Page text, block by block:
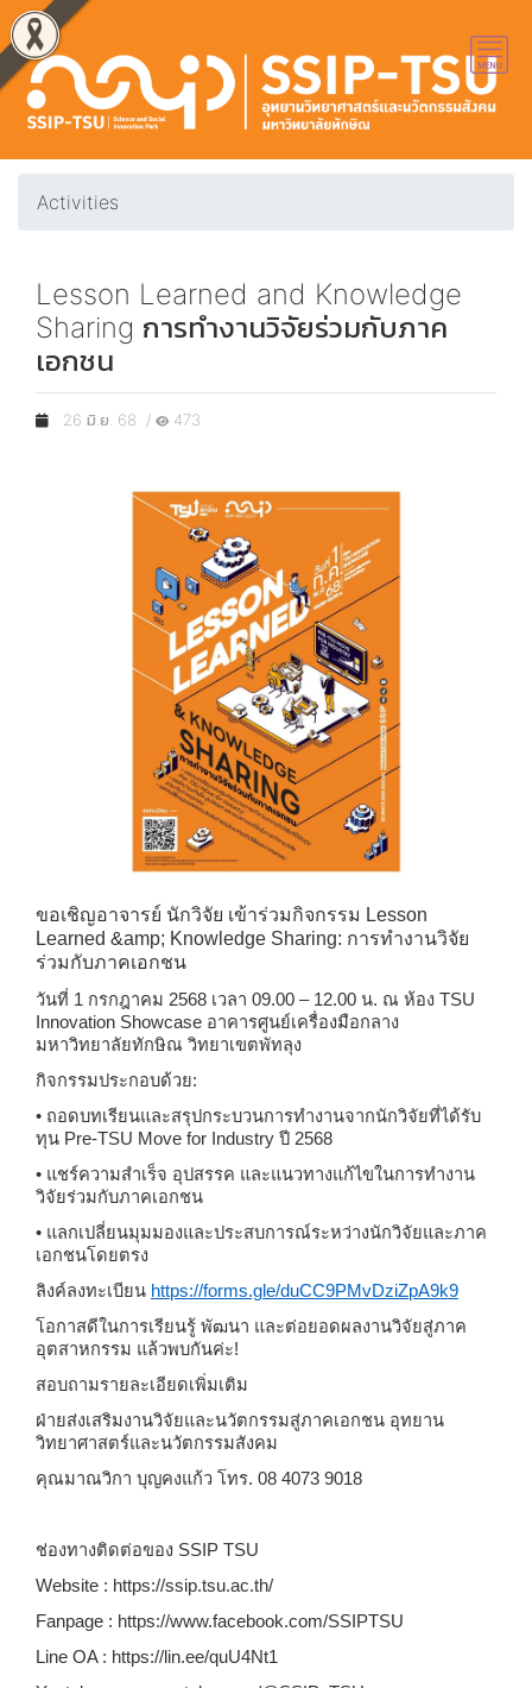
Activities
Lesson Learned and Knowledge
Sharing การทำงานวิจัยร่วมกับภาค
เอกชน
26 มิ.ย. 68 / 473
ขอเชิญอาจารย์ นักวิจัย เข้าร่วมกิจกรรม Lesson
Learned &amp; Knowledge Sharing: การทำงานวิจัย
ร่วมกับภาคเอกชน
วันที่ 1 กรกฎาคม 2568 เวลา 09.00 – 12.00 น. ณ ห้อง TSU
Innovation Showcase อาคารศูนย์เครื่องมือกลาง
มหาวิทยาลัยทักษิณ วิทยาเขตพัทลุง
กิจกรรมประกอบด้วย:
• ถอดบทเรียนและสรุปกระบวนการทำงานจากนักวิจัยที่ได้รับ
ทุน Pre-TSU Move for Industry ปี 2568
• แชร์ความสำเร็จ อุปสรรค และแนวทางแก้ไขในการทำงาน
วิจัยร่วมกับภาคเอกชน
• แลกเปลี่ยนมุมมองและประสบการณ์ระหว่างนักวิจัยและภาค
เอกชนโดยตรง
ลิงค์ลงทะเบียน https://forms.gle/duCC9PMvDziZpA9k9
โอกาสดีในการเรียนรู้ พัฒนา และต่อยอดผลงานวิจัยสู่ภาค
อุตสาหกรรม แล้วพบกันค่ะ!
สอบถามรายละเอียดเพิ่มเติม
ฝ่ายส่งเสริมงานวิจัยและนวัตกรรมสู่ภาคเอกชน อุทยาน
วิทยาศาสตร์และนวัตกรรมสังคม
คุณมาณวิกา บุญคงแก้ว โทร. 08 4073 9018
ช่องทางติดต่อของ SSIP TSU
Website : https://ssip.tsu.ac.th/
Fanpage : https://www.facebook.com/SSIPTSU
Line OA : https://lin.ee/quU4Nt1